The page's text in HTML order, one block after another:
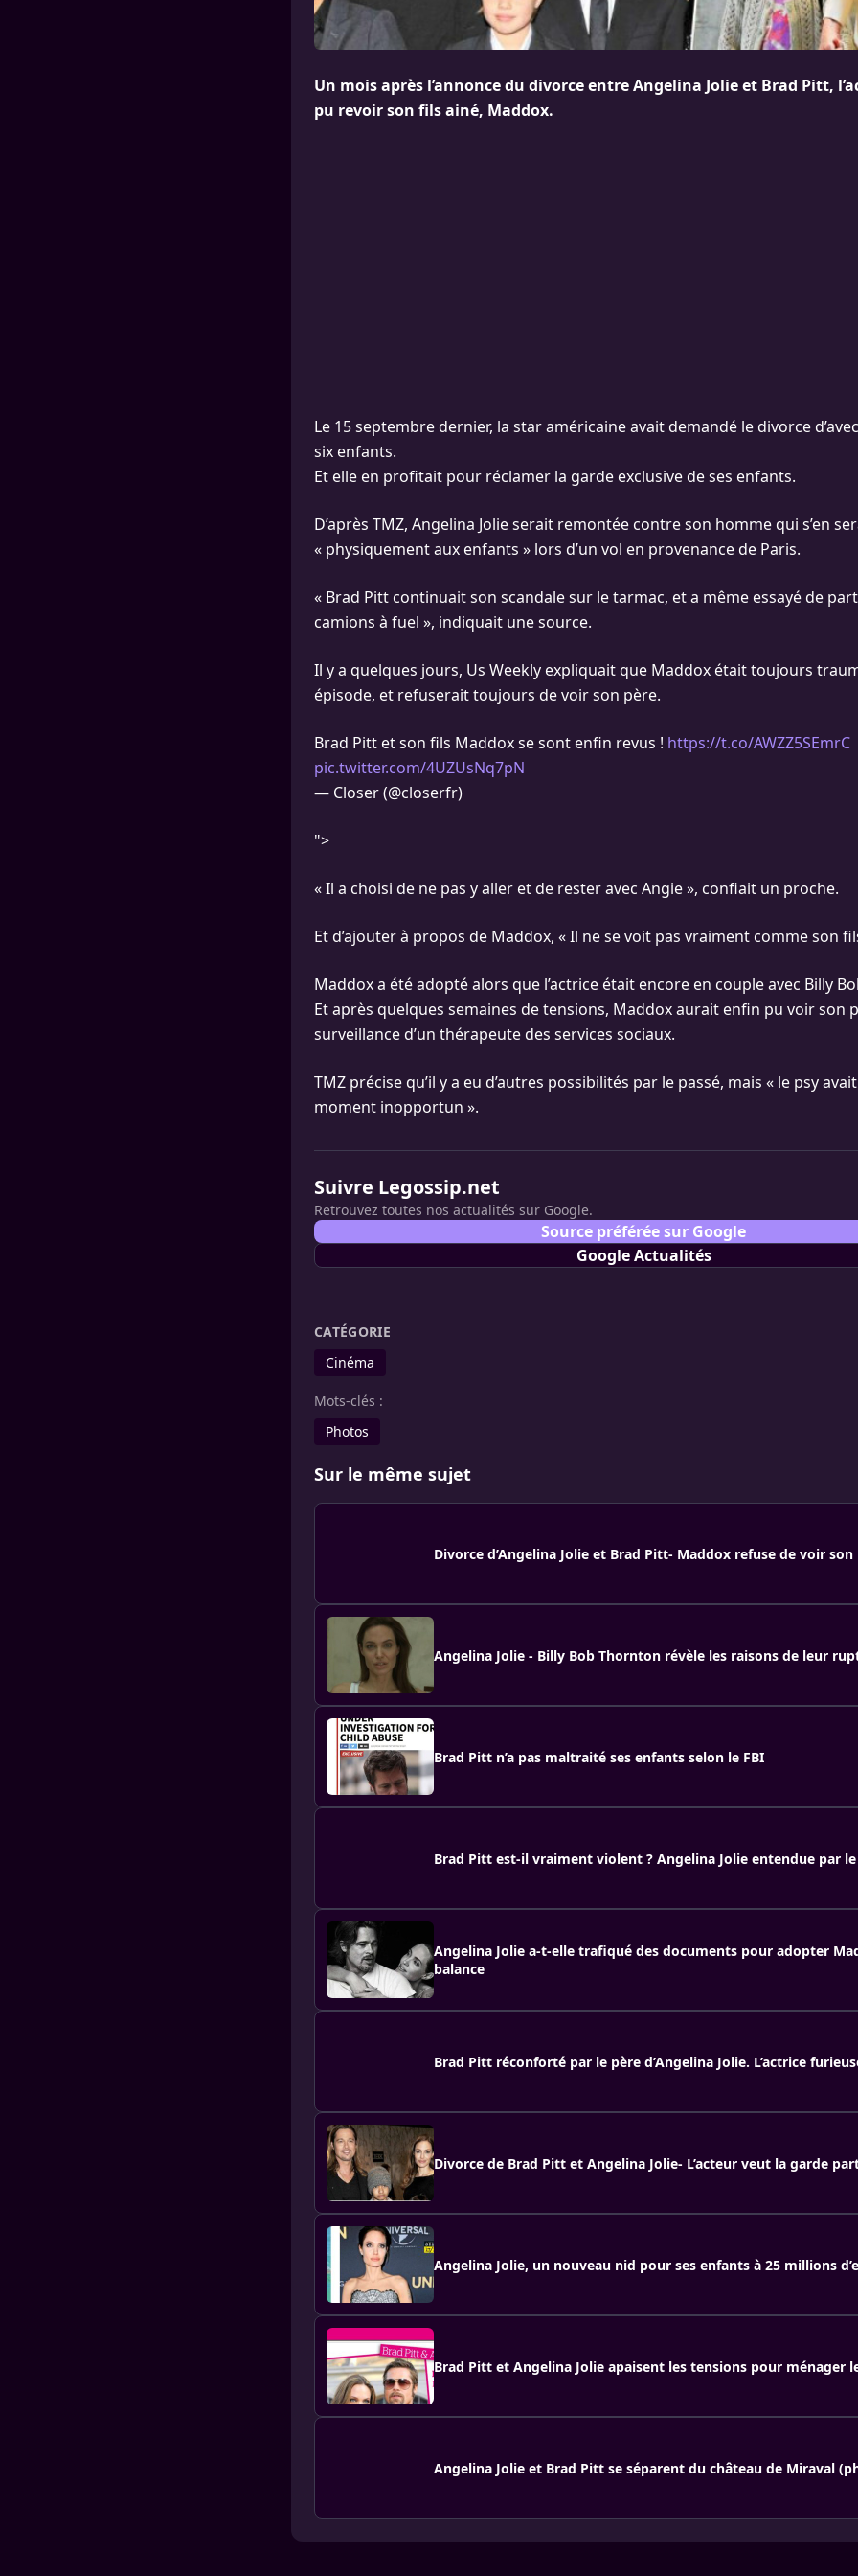
Un mois après l’annonce du divorce entre Angelina Jolie et Brad Pitt,
pu revoir son fils ainé, Maddox.
Le 15 septembre dernier, la star américaine avait demandé le divorce
six enfants.
Et elle en profitait pour réclamer la garde exclusive de ses enfants.
D’après TMZ, Angelina Jolie serait remontée contre son homme qui s’en
« physiquement aux enfants » lors d’un vol en provenance de Paris.
« Brad Pitt continuait son scandale sur le tarmac, et a même essayé de
camions à fuel », indiquait une source.
Il y a quelques jours, Us Weekly expliquait que Maddox était toujours
épisode, et refuserait toujours de voir son père.
Brad Pitt et son fils Maddox se sont enfin revus ! https://t.co/AWZZ5SEmrC
pic.twitter.com/4UZUsNq7pN
— Closer (@closerfr)
">
« Il a choisi de ne pas y aller et de rester avec Angie », confiait un proche.
Et d’ajouter à propos de Maddox, « Il ne se voit pas vrai­ment comme son
Maddox a été adopté alors que l’actrice était encore en couple avec Billy
Et après quelques semaines de tensions, Maddox aurait enfin pu voir son
surveillance d’un thérapeute des services sociaux.
TMZ précise qu’il y a eu d’autres possibilités par le passé, mais « le psy
moment inopportun ».
Suivre Legossip.net
Retrouvez toutes nos actualités sur Google.
Source préférée sur Google
Google Actualités
CATÉGORIE
Cinéma
Mots-clés :
Photos
Sur le même sujet
Divorce d’Angelina Jolie et Brad Pitt- Maddox refuse de voir son
Angelina Jolie - Billy Bob Thornton révèle les raisons de leur
Brad Pitt n’a pas maltraité ses enfants selon le FBI
Brad Pitt est-il vraiment violent ? Angelina Jolie entendue par le
Angelina Jolie a-t-elle trafiqué des documents pour adopter
balance
Brad Pitt récon­forté par le père d’An­ge­lina Jolie. L’actrice
Divorce de Brad Pitt et Angelina Jolie- L’acteur veut la garde
Angelina Jolie, un nouveau nid pour ses enfants à 25 millions
Brad Pitt et Angelina Jolie apaisent les tensions pour ménager
Angelina Jolie et Brad Pitt se séparent du château de Miraval